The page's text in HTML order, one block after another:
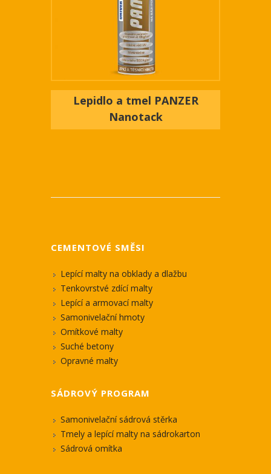
Lepidlo a tmel PANZER
Nanotack
CEMENTOVÉ SMĚSI
Lepící malty na obklady a dlažbu
Tenkovrstvé zdící malty
Lepící a armovací malty
Samonivelační hmoty
Omítkové malty
Suché betony
Opravné malty
SÁDROVÝ PROGRAM
Samonivelační sádrová stěrka
Tmely a lepící malty na sádrokarton
Sádrová omítka